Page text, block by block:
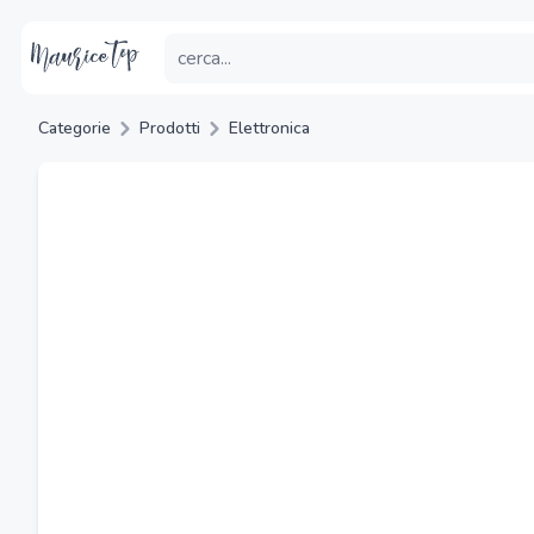
Categorie Prodotti Elettronica